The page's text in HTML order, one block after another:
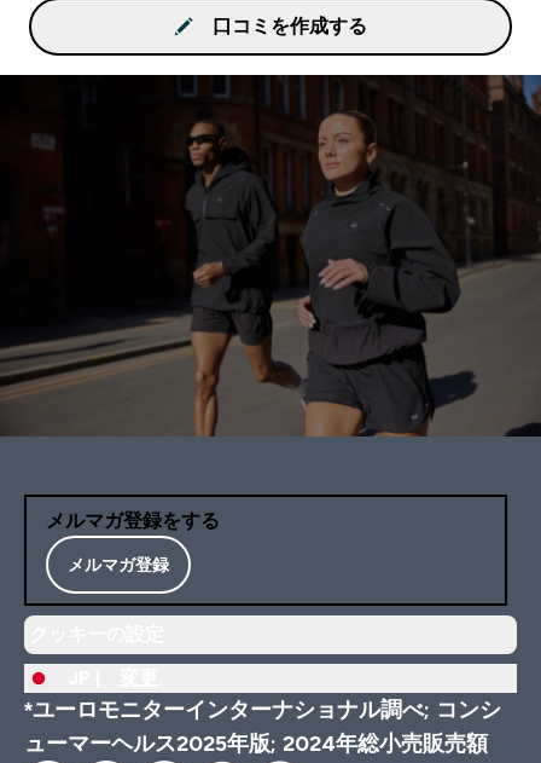
口コミを作成する
メルマガ登録をする
メルマガ登録
*ユーロモニターインターナショナル調べ; コンシ
ューマーヘルス2025年版; 2024年総小売販売額